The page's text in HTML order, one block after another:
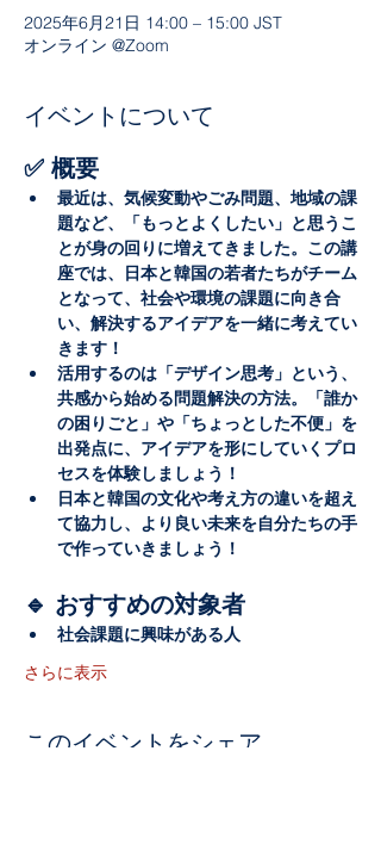
2025年6月21日 14:00 – 15:00 JST
オンライン @Zoom
イベントについて
✅ 概要
最近は、気候変動やごみ問題、地域の課
題など、「もっとよくしたい」と思うこ
とが身の回りに増えてきました。この講
座では、日本と韓国の若者たちがチーム
となって、社会や環境の課題に向き合
い、解決するアイデアを一緒に考えてい
きます！
活用するのは「デザイン思考」という、
共感から始める問題解決の方法。「誰か
の困りごと」や「ちょっとした不便」を
出発点に、アイデアを形にしていくプロ
セスを体験しましょう！
日本と韓国の文化や考え方の違いを超え
て協力し、より良い未来を自分たちの手
で作っていきましょう！
🔹 おすすめの対象者
社会課題に興味がある人
さらに表示
このイベントをシェア